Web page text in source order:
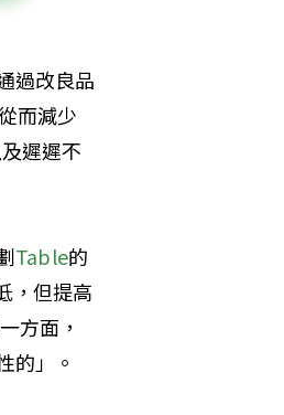
過改良品
而減少
及遲遲不
Table的
，但提高
方面，
的」。